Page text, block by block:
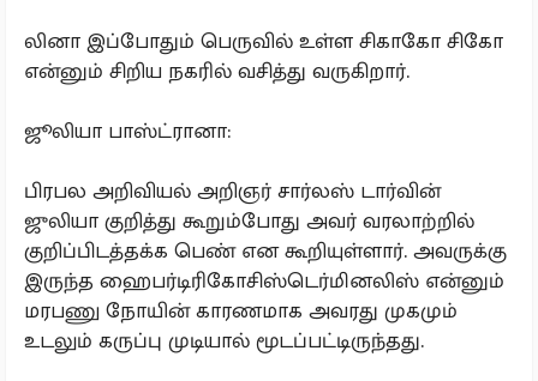
லினா இப்போதும் பெருவில் உள்ள சிகாகோ சிகோ
என்னும் சிறிய நகரில் வசித்து வருகிறார்.
​ஜூலியா பாஸ்ட்ரானா:
பிரபல அறிவியல் அறிஞர் சார்லஸ் டார்வின்
ஜுலியா குறித்து கூறும்போது அவர் வரலாற்றில்
குறிப்பிடத்தக்க பெண் என கூறியுள்ளார். அவருக்கு
இருந்த ஹைபர்டிரிகோசிஸ்டெர்மினலிஸ் என்னும்
மரபணு நோயின் காரணமாக அவரது முகமும்
உடலும் கருப்பு முடியால் மூடப்பட்டிருந்தது.